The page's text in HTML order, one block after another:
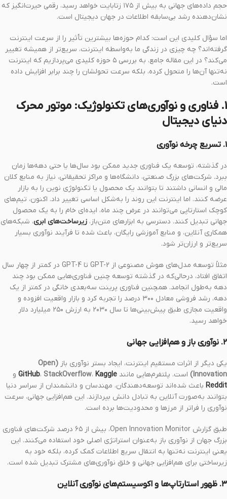
حجم داده‌های جهانی به بیش از ۱۷۵ زتابایت خواهد رسید، رقمی حیرت‌انگیز که
نشان‌دهنده رشد بی‌سابقه اطلاعات در جهان دیجیتال است.
اما سؤال کلیدی این است: کدام حوزه‌ها بیشترین تأثیر را از سرعت اینترنت
گرفته‌اند؟ چه چیزی در زندگی ما به‌واسطه اینترنت، سریع‌تر از همیشه تغییر
می‌کند؟ در این مقاله جامع، به بررسی ۵ حوزه کلیدی می‌پردازیم که اینترنت
نه‌تنها آن‌ها را متحول کرده، بلکه سرعت تحولشان را چند برابر افزایش داده
است.
۱. فناوری و نوآوری‌های تکنولوژیک: موتور محرک
دنیای دیجیتال
۱. تسریع چرخه نوآوری
در گذشته، توسعه یک فناوری جدید ممکن بود سال‌ها یا حتی دهه‌ها زمان
ببرد. شرکت‌های بزرگ صنعتی، دانشگاه‌ها و مراکز تحقیقاتی، نیاز به منابع کلان
مالی و انسانی داشتند تا بتوانند یک محصول یا تکنولوژی نوین را به بازار
عرضه کنند. اما اینترنت این روند را به‌شکل اساسی تغییر داد. اکنون، تیم‌های
کوچک استارتاپی می‌توانند در عرض چند ماه، ایده‌ای خام را به یک محصول
جهانی تبدیل کنند. دسترسی به ابزارهای متن‌باز، زیرساخت‌های ابری، شبکه‌های
همکاری آنلاین، و منابع آموزشی رایگان، باعث شده تا فرآیند نوآوری بسیار
سریع‌تر و ارزان‌تر شود.
مثلاً توسعه مدل‌های هوش مصنوعی از GPT-2 تا GPT-4 در کمتر از چهار سال
اتفاق افتاد، درحالی‌که در گذشته توسعه چنین فناوری‌هایی ممکن بود چند
دهه به‌طول انجامد. همچنین فناوری پرینت سه‌بعدی خانگی در کمتر از یک
دهه، رشد فروشی معادل ۳۰۰ درصد را تجربه کرد و بازار واقعیت افزوده و
واقعیت مجازی طبق پیش‌بینی‌ها تا سال ۲۰۳۰ به ارزش ۲۵۰ میلیارد دلار
خواهد رسید.
۲. نوآوری باز و هم‌افزایی جهانی
یکی دیگر از اثرات مستقیم اینترنت، ایجاد بستر نوآوری باز
(Open
Innovation) است. پلتفرم‌هایی مانند GitHub، StackOverflow، Kaggle
و
Reddit باعث شده‌اند توسعه‌دهندگان، مهندسان و دانشمندان از سراسر دنیا
بتوانند به‌صورت آنلاین به تبادل دانش بپردازند. این هم‌افزایی جهانی، سرعت
نوآوری را فراتر از مرزها و محدودیت‌ها برده است.
طبق گزارش Open Innovation Monitor، بیش از ۶۵ درصد شرکت‌های فناوری
بزرگ جهان از نوآوری باز به‌عنوان استراتژی اصلی خود استفاده می‌کنند. این
یعنی اینترنت نه‌تنها به انتقال سریع اطلاعات کمک کرده، بلکه خود به
زیرساختی برای هم‌افزایی جهانی و خلق نوآوری‌های مشترک تبدیل شده است.
۳. ظهور استارتاپ‌ها و اکوسیستم‌های نوآوری آنلاین